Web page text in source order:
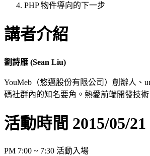
PHP 物件導向的下一步
講者介紹
劉詩雁 (Sean Liu)
YouMeb（悠邁股份有限公司）創辦人、
碼社群內的知名要角。熱愛前端開發技
活動時間 2015/05/
PM 7:00 ~ 7:30 活動入場